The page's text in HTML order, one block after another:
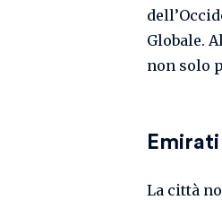
Globale.
non solo
La città